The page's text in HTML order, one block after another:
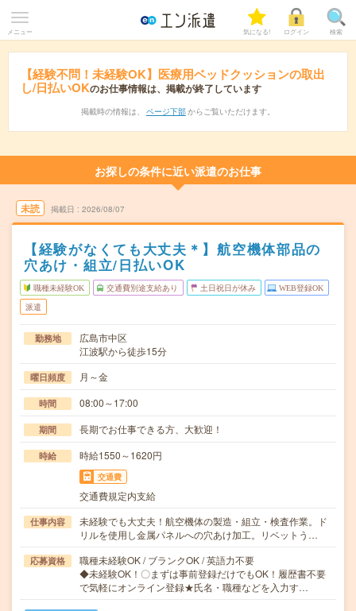
メニュー 気になる! ログイン 検索
【経験不問！未経験OK】医療用ベッドクッションの取出
し/日払いOKのお仕事情報は、掲載が終了しています
掲載時の情報は、 ページ下部 からご覧いただけます。
お探しの条件に近い派遣のお仕事
未読 掲載日 2026/08/07
【経験がなくても大丈夫＊】航空機体部品の
穴あけ・組立/日払いOK
職種未経験OK 交通費別途支給あり 土日祝日が休み WEB登録OK
派遣
勤務地
広島市中区
江波駅から徒歩15分
曜日頻度 月～金
時間 08:00～17:00
期間 長期でお仕事できる方、大歓迎！
時給 時給1550～1620円
交通費
交通費規定内支給
仕事内容
未経験でも大丈夫！航空機体の製造・組立・検査作業。ド
リルを使用し金属パネルへの穴あけ加工。リベットう…
応募資格
職種未経験OK / ブランクOK / 英語力不要
◆未経験OK！〇まずは事前登録だけでもOK！履歴書不要
で気軽にオンライン登録★氏名・職種などを入力す…